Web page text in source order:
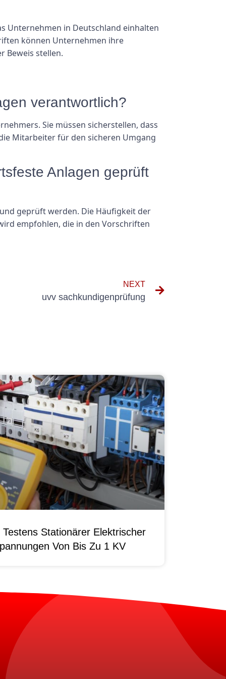
Unternehmen in Deutschland einhalten
können Unternehmen ihre
Beweis stellen.
verantwortlich?
Sie müssen sicherstellen, dass
Mitarbeiter für den sicheren Umgang
Anlagen geprüft
geprüft werden. Die Häufigkeit der
empfohlen, die in den Vorschriften
NEXT
uvv sachkundigenprüfung
Stationärer Elektrischer
Von Bis Zu 1 KV